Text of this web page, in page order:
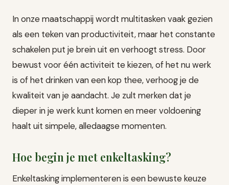
In onze maatschappij wordt multitasken vaak gezien
als een teken van productiviteit, maar het constante
schakelen put je brein uit en verhoogt stress. Door
bewust voor één activiteit te kiezen, of het nu werk
is of het drinken van een kop thee, verhoog je de
kwaliteit van je aandacht. Je zult merken dat je
dieper in je werk kunt komen en meer voldoening
haalt uit simpele, alledaagse momenten.
Hoe begin je met enkeltasking?
Enkeltasking implementeren is een bewuste keuze